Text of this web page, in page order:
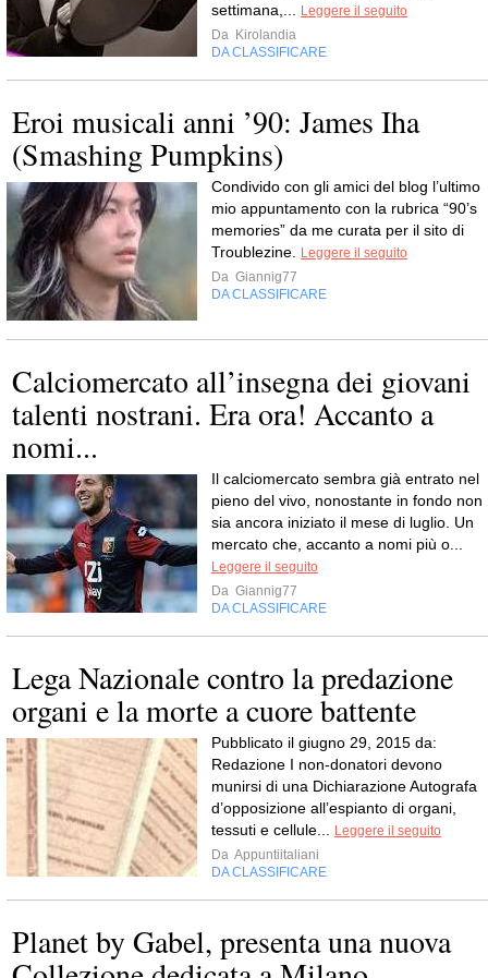
settimana,...
Leggere il seguito
Da Kirolandia
DA CLASSIFICARE
Eroi musicali anni ’90: James Iha
(Smashing Pumpkins)
Condivido con gli amici del blog l’ultimo
mio appuntamento con la rubrica “90’s
memories” da me curata per il sito di
Troublezine.
Leggere il seguito
Da Giannig77
DA CLASSIFICARE
Calciomercato all’insegna dei giovani
talenti nostrani. Era ora! Accanto a
nomi...
Il calciomercato sembra già entrato nel
pieno del vivo, nonostante in fondo non
sia ancora iniziato il mese di luglio. Un
mercato che, accanto a nomi più o...
Leggere il seguito
Da Giannig77
DA CLASSIFICARE
Lega Nazionale contro la predazione
organi e la morte a cuore battente
Pubblicato il giugno 29, 2015 da:
Redazione I non-donatori devono
munirsi di una Dichiarazione Autografa
d’opposizione all’espianto di organi,
tessuti e cellule...
Leggere il seguito
Da Appuntiitaliani
DA CLASSIFICARE
Planet by Gabel, presenta una nuova